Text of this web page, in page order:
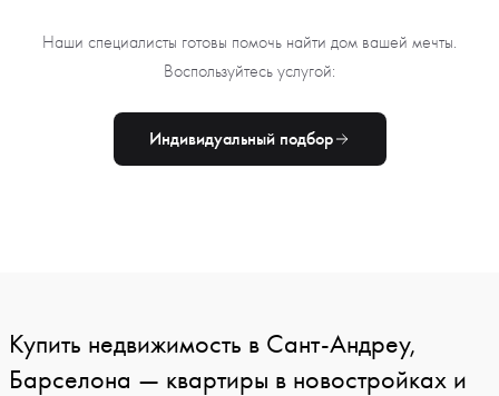
Наши специалисты готовы помочь найти дом вашей мечты.
Воспользуйтесь услугой:
Индивидуальный подбор
Купить недвижимость в Сант-Андреу,
Барселона — квартиры в новостройках и